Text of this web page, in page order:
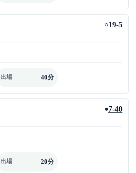
○19-5
出場 40分
●7-40
出場 20分